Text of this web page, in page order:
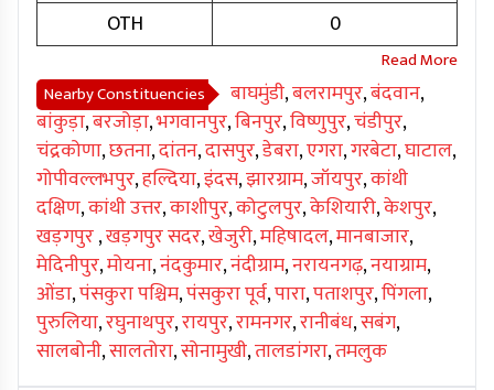
OTH
0
Nearby Constituencies बाघमुंडी,बलरामपुर,बंदवान,
बांकुड़ा,बरजोड़ा,भगवानपुर,बिनपुर,विष्णुपुर,चंडीपुर,
चंद्रकोणा,छतना,दांतन,दासपुर,डेबरा,एगरा,गरबेटा,घाटाल,
गोपीवल्लभपुर,हल्दिया,इंदस,झारग्राम,जॉयपुर,कांथी
दक्षिण,कांथी उत्तर,काशीपुर,कोटुलपुर,केशियारी,केशपुर,
खड़गपुर,खड़गपुर सदर,खेजुरी,महिषादल,मानबाजार,
मेदिनीपुर,मोयना,नंदकुमार,नंदीग्राम,नरायनगढ़,नयाग्राम,
ओंडा,पंसकुरा पश्चिम,पंसकुरा पूर्व,पारा,पताशपुर,पिंगला,
पुरुलिया,रघुनाथपुर,रायपुर,रामनगर,रानीबंध,सबंग,
सालबोनी,सालतोरा,सोनामुखी,तालडांगरा,तमलुक